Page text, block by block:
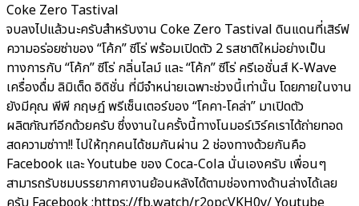
Coke Zero Tastival
จบลงไปแล้วนะครับสำหรับงาน Coke Zero Tastival ดินแดนที่เสิร์ฟ
ความอร่อยซ่าของ “โค้ก” ซีโร่ พร้อมเปิดตัว 2 รสชาติใหม่อย่างเป็น
ทางการกับ “โค้ก” ซีโร่ กลิ่นไลม์ และ “โค้ก” ซีโร่ ครีเอชั่นส์ K-Wave
เครื่องดื่ม ลิมิเต็ด อิดิชั่น ที่มีจำหน่ายเฉพาะช่วงนี้เท่านั้น โดยภายในงาน
ยังมีคุณ พีพี กฤษฏ์ พรีเซ็นเตอร์ของ “โคคา-โคล่า” มาเปิดตัว
ผลิตภัณฑ์อีกด้วยครับ ซึ่งงานในครั้งนี้ทางโนมอร์เวิร์คเราได้ถ่ายทอด
สดความซ่าาา!! ไปให้ทุกคนได้ชมกันผ่าน 2 ช่องทางด้วยกันคือ
Facebook และ Youtube ของ Coca-Cola นั่นเองครับ เพื่อนๆ
สามารถรับชมบรรยากาศงานย้อนหลังได้ตามช่องทางด้านล่างได้เลย